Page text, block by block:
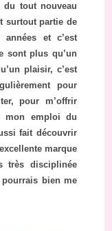
du tout nouveau
surtout partie de
et c’est
sont plus qu’un
plaisir, c’est
pour
pour m’offrir
mon emploi du
fait découvrir
marque
très disciplinée
bien me